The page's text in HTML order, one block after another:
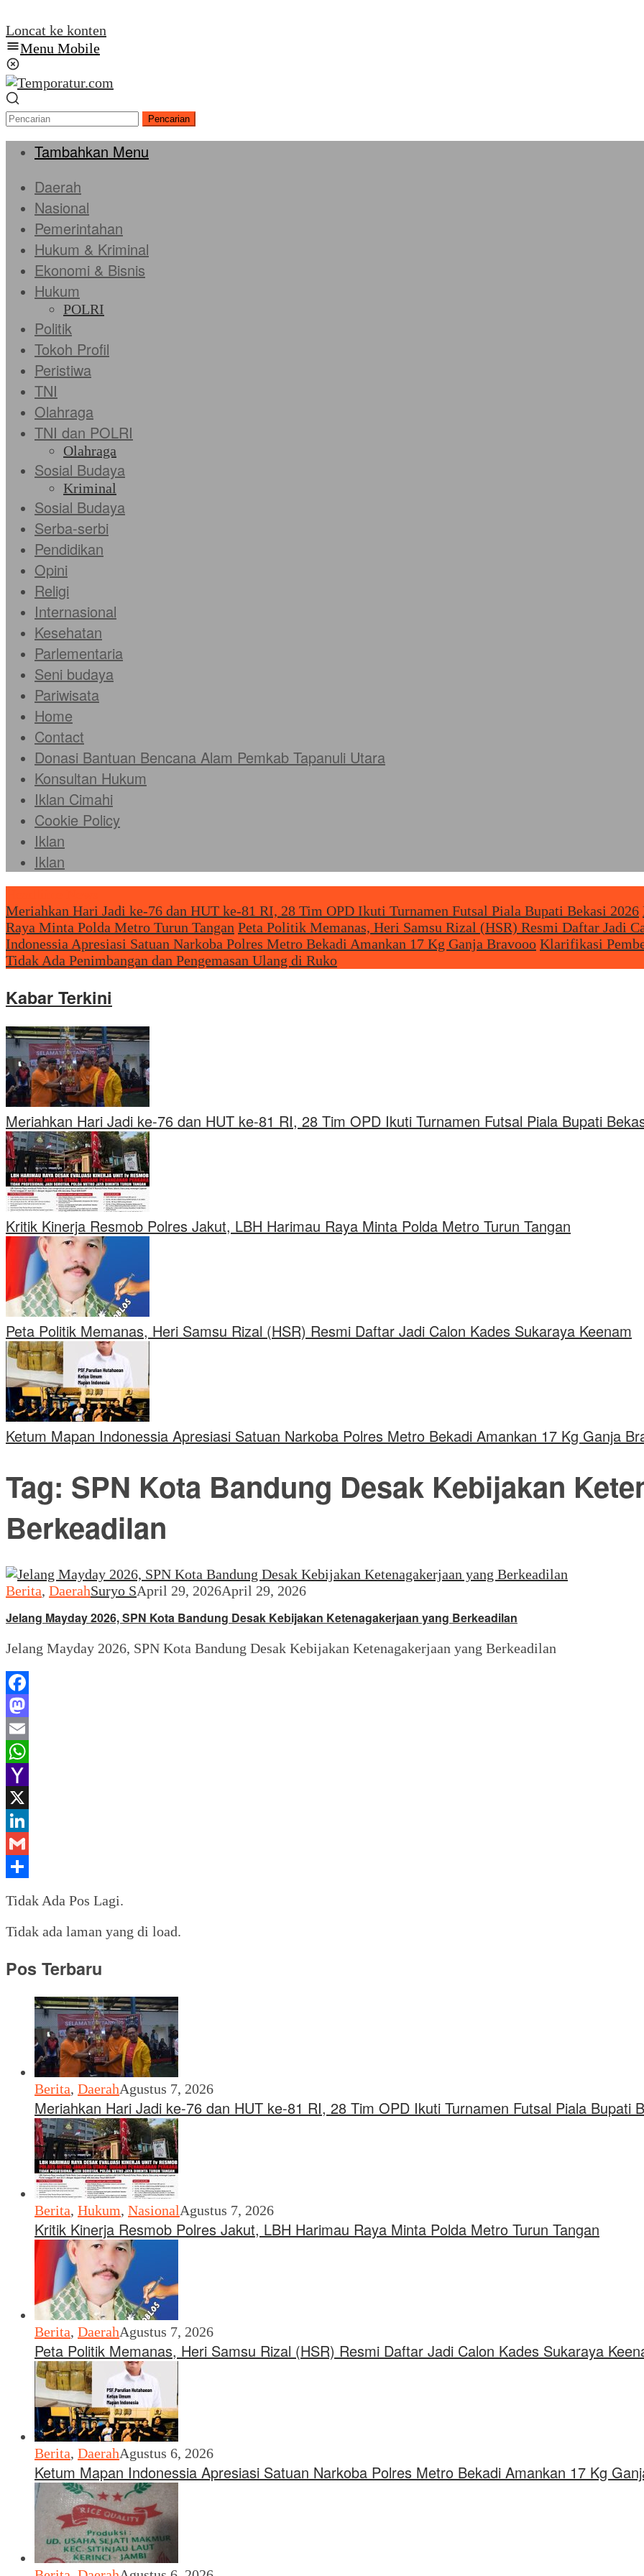
Loncat ke konten
Menu Mobile
Pencarian
Tambahkan Menu
Daerah
Nasional
Pemerintahan
Hukum & Kriminal
Ekonomi & Bisnis
Hukum
POLRI
Politik
Tokoh Profil
Peristiwa
TNI
Olahraga
TNI dan POLRI
Olahraga
Sosial Budaya
Kriminal
Sosial Budaya
Serba-serbi
Pendidikan
Opini
Religi
Internasional
Kesehatan
Parlementaria
Seni budaya
Pariwisata
Home
Contact
Donasi Bantuan Bencana Alam Pemkab Tapanuli Utara
Konsultan Hukum
Iklan Cimahi
Cookie Policy
Iklan
Iklan
Meriahkan Hari Jadi ke-76 dan HUT ke-81 RI, 28 Tim OPD Ikuti Turnamen Futsal Piala Bupati Bekasi 2026
Raya Minta Polda Metro Turun Tangan Peta Politik Memanas, Heri Samsu Rizal (HSR) Resmi Daftar Jadi
Indonessia Apresiasi Satuan Narkoba Polres Metro Bekadi Amankan 17 Kg Ganja Bravooo Klarifikasi
Tidak Ada Penimbangan dan Pengemasan Ulang di Ruko
Kabar Terkini
Meriahkan Hari Jadi ke-76 dan HUT ke-81 RI, 28 Tim OPD Ikuti Turnamen Futsal Piala Bupati
Kritik Kinerja Resmob Polres Jakut, LBH Harimau Raya Minta Polda Metro Turun Tangan
Peta Politik Memanas, Heri Samsu Rizal (HSR) Resmi Daftar Jadi Calon Kades Sukaraya Keenam
Ketum Mapan Indonessia Apresiasi Satuan Narkoba Polres Metro Bekadi Amankan 17 Kg Ganja
Tag: SPN Kota Bandung Desak Kebijakan
Berkeadilan
Berita, DaerahSuryo SApril 29, 2026April 29, 2026
Jelang Mayday 2026, SPN Kota Bandung Desak Kebijakan Ketenagakerjaan yang Berkeadilan
Jelang Mayday 2026, SPN Kota Bandung Desak Kebijakan Ketenagakerjaan yang Berkeadilan
Facebook
Mastodon
Email
WhatsApp
Yahoo
Mail
X
LinkedIn
Gmail
Tidak Ada Pos Lagi.
Tidak ada laman yang di load.
Pos Terbaru
Berita, DaerahAgustus 7, 2026
Meriahkan Hari Jadi ke-76 dan HUT ke-81 RI, 28 Tim OPD Ikuti Turnamen Futsal Piala Bupati
Berita, Hukum, NasionalAgustus 7, 2026
Kritik Kinerja Resmob Polres Jakut, LBH Harimau Raya Minta Polda Metro Turun Tangan
Berita, DaerahAgustus 7, 2026
Peta Politik Memanas, Heri Samsu Rizal (HSR) Resmi Daftar Jadi Calon Kades Sukaraya
Berita, DaerahAgustus 6, 2026
Ketum Mapan Indonessia Apresiasi Satuan Narkoba Polres Metro Bekadi Amankan 17 Kg